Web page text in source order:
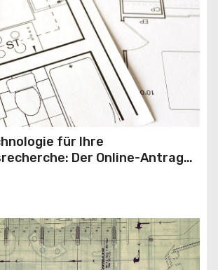
für Ihre
Der Online-Antrag